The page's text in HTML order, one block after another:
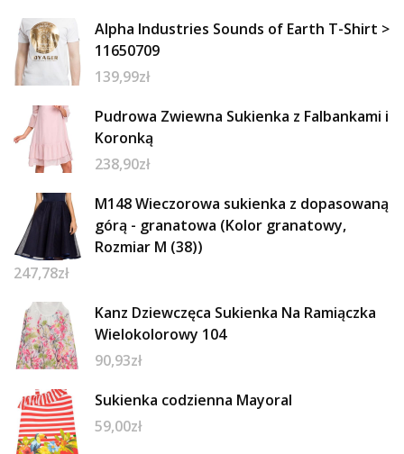
Alpha Industries Sounds of Earth T-Shirt >
11650709
139,99zł
Pudrowa Zwiewna Sukienka z Falbankami i
Koronką
238,90zł
M148 Wieczorowa sukienka z dopasowaną
górą - granatowa (Kolor granatowy,
Rozmiar M (38))
247,78zł
Kanz Dziewczęca Sukienka Na Ramiączka
Wielokolorowy 104
90,93zł
Sukienka codzienna Mayoral
59,00zł